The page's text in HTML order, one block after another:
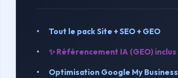
Tout le pack Site + SEO + GEO
✨ Référencement IA (GEO) inclus
Optimisation Google My Business